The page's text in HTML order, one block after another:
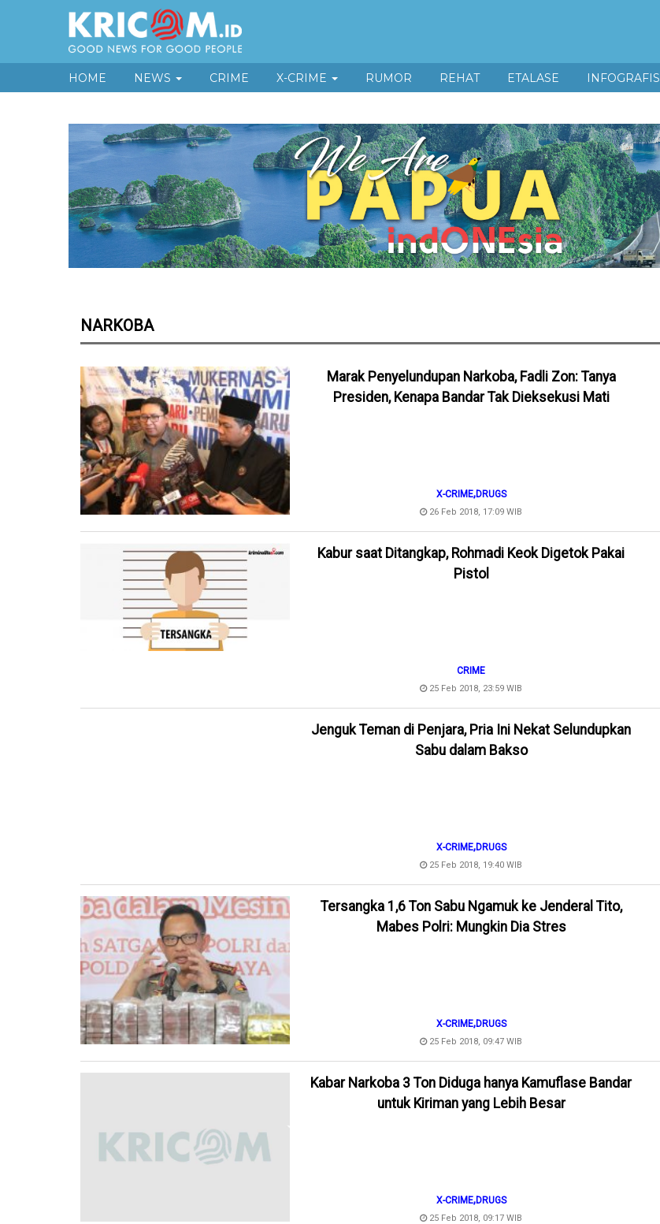
HOME NEWS CRIME X-CRIME RUMOR REHAT ETALASE INFOGRAFIS
NARKOBA
Marak Penyelundupan Narkoba, Fadli Zon: Tanya
Presiden, Kenapa Bandar Tak Dieksekusi Mati
X-CRIME,DRUGS
26 Feb 2018, 17:09 WIB
Kabur saat Ditangkap, Rohmadi Keok Digetok Pakai
Pistol
CRIME
25 Feb 2018, 23:59 WIB
Jenguk Teman di Penjara, Pria Ini Nekat Selundupkan
Sabu dalam Bakso
X-CRIME,DRUGS
25 Feb 2018, 19:40 WIB
Tersangka 1,6 Ton Sabu Ngamuk ke Jenderal Tito,
Mabes Polri: Mungkin Dia Stres
X-CRIME,DRUGS
25 Feb 2018, 09:47 WIB
Kabar Narkoba 3 Ton Diduga hanya Kamuflase Bandar
untuk Kiriman yang Lebih Besar
X-CRIME,DRUGS
25 Feb 2018, 09:17 WIB